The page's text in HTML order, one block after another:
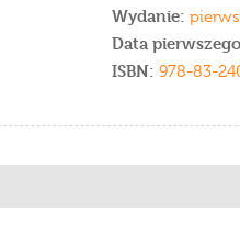
Wydanie:
Data
ISBN: 978-83-